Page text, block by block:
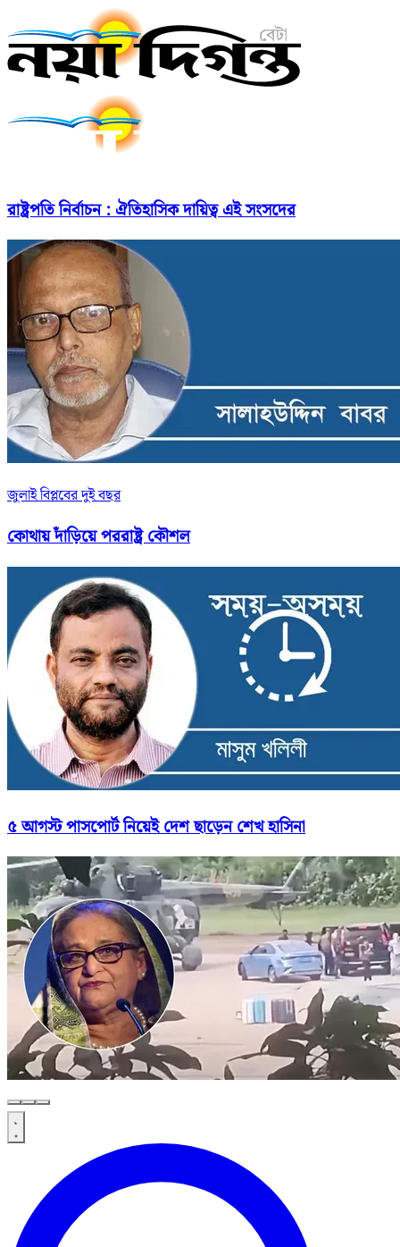
রাষ্ট্রপতি নির্বাচন : ঐতিহাসিক দায়িত্ব এই সংসদের
জুলাই বিপ্লবের দুই বছর
কোথায় দাঁড়িয়ে পররাষ্ট্র কৌশল
৫ আগস্ট পাসপোর্ট নিয়েই দেশ ছাড়েন শেখ হাসিনা